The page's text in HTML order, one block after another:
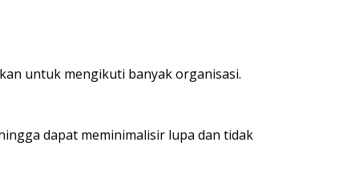
untuk mengikuti banyak organisasi.
dapat meminimalisir lupa dan tidak